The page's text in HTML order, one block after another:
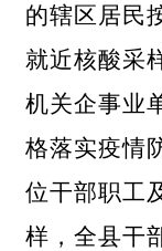
的辖区居民
就近核酸采
机关企事业
格落实疫情
位干部职工
样，全县干